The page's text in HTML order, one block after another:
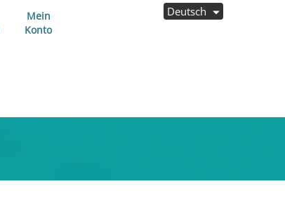
Mein
Konto
Deutsch